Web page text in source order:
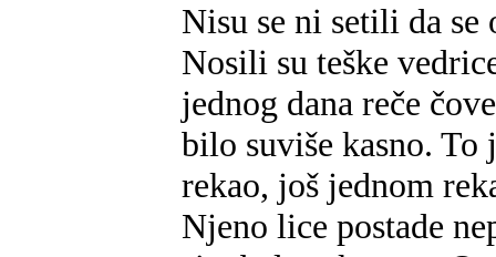
Nisu se ni setili da se
Nosili su teške
jednog dana reče
bilo suviše kasno. To
rekao, još jednom
Njeno lice postade